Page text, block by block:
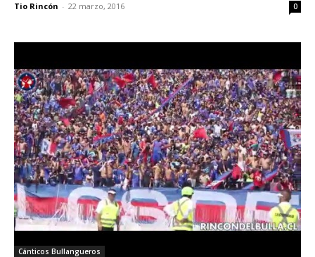
Tio Rincón - 22 marzo, 2016 0
Cánticos Bullangueros